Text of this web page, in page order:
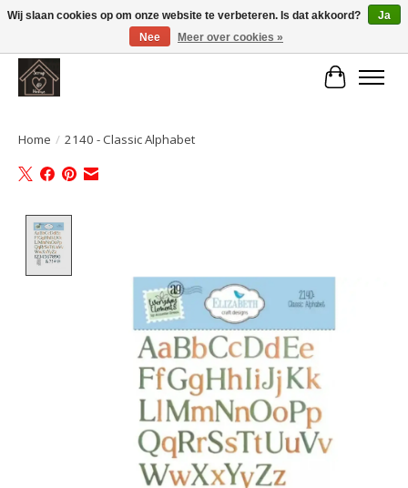
Large selection of products and fast shipping!
Home / 2140 - Classic Alphabet
Wij slaan cookies op om onze website te verbeteren. Is dat akkoord?
Ja
Nee
Meer over cookies »